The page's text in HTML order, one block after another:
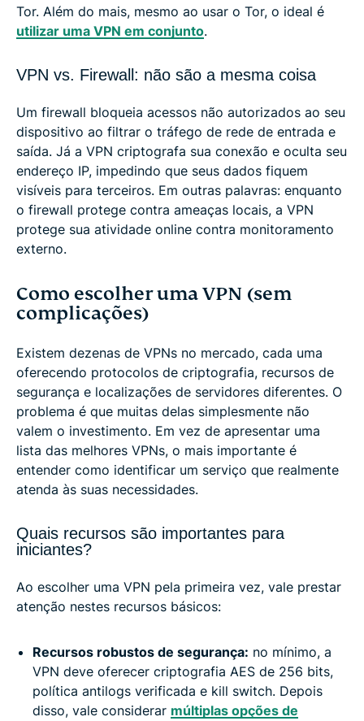
Tor. Além do mais, mesmo ao usar o Tor, o ideal é
utilizar uma VPN em conjunto.
VPN vs. Firewall: não são a mesma coisa
Um firewall bloqueia acessos não autorizados ao seu
dispositivo ao filtrar o tráfego de rede de entrada e
saída. Já a VPN criptografa sua conexão e oculta seu
endereço IP, impedindo que seus dados fiquem
visíveis para terceiros. Em outras palavras: enquanto
o firewall protege contra ameaças locais, a VPN
protege sua atividade online contra monitoramento
externo.
Como escolher uma VPN (sem
complicações)
Existem dezenas de VPNs no mercado, cada uma
oferecendo protocolos de criptografia, recursos de
segurança e localizações de servidores diferentes. O
problema é que muitas delas simplesmente não
valem o investimento. Em vez de apresentar uma
lista das melhores VPNs, o mais importante é
entender como identificar um serviço que realmente
atenda às suas necessidades.
Quais recursos são importantes para
iniciantes?
Ao escolher uma VPN pela primeira vez, vale prestar
atenção nestes recursos básicos:
Recursos robustos de segurança: no mínimo, a
VPN deve oferecer criptografia AES de 256 bits,
política antilogs verificada e kill switch. Depois
disso, vale considerar múltiplas opções de